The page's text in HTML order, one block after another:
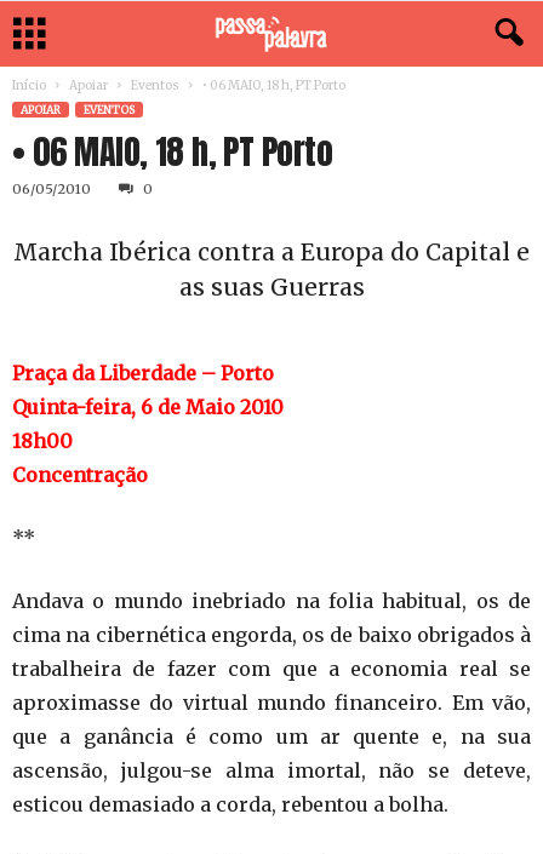
Início Apoiar Eventos • 06 MAIO, 18 h, PT Porto
APOIAR EVENTOS
• 06 MAIO, 18 h, PT Porto
06/05/2010 0
Marcha Ibérica contra a Europa do Capital e
as suas Guerras
Praça da Liberdade – Porto
Quinta-feira, 6 de Maio 2010
18h00
Concentração
**
Andava o mundo inebriado na folia habitual, os de
cima na cibernética engorda, os de baixo obrigados à
trabalheira de fazer com que a economia real se
aproximasse do virtual mundo financeiro. Em vão,
que a ganância é como um ar quente e, na sua
ascensão, julgou-se alma imortal, não se deteve,
esticou demasiado a corda, rebentou a bolha.